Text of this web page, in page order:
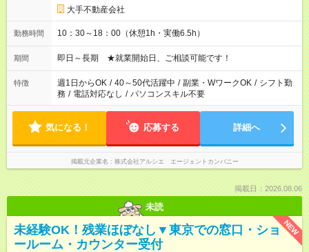
大手不動産会社
勤務時間 10：30～18：00（休憩1h・実働6.5h）
期間 即日～長期 ★就業開始日、ご相談可能です！
特徴 週1日からOK / 40～50代活躍中 / 副業・WワークOK / シフト勤
務 / 電話対応なし / パソコンスキル不要
気になる！ 応募する 詳細へ
掲載元企業名 株式会社アルシエ エージェントカンパニー
掲載日：2026.08.06
未読
NEW
未経験OK！残業ほぼなし▼東京での窓口・ショ
ールーム・カウンター受付